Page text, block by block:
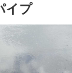
イプ